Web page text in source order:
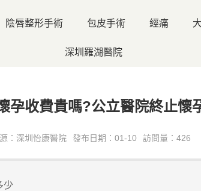
陰唇整形手術 包皮手術 經痛
深圳羅湖醫院
孕收費貴嗎?公立醫院終止懷
：深圳怡康醫院 發布日期：01-10 訪問量：426
少